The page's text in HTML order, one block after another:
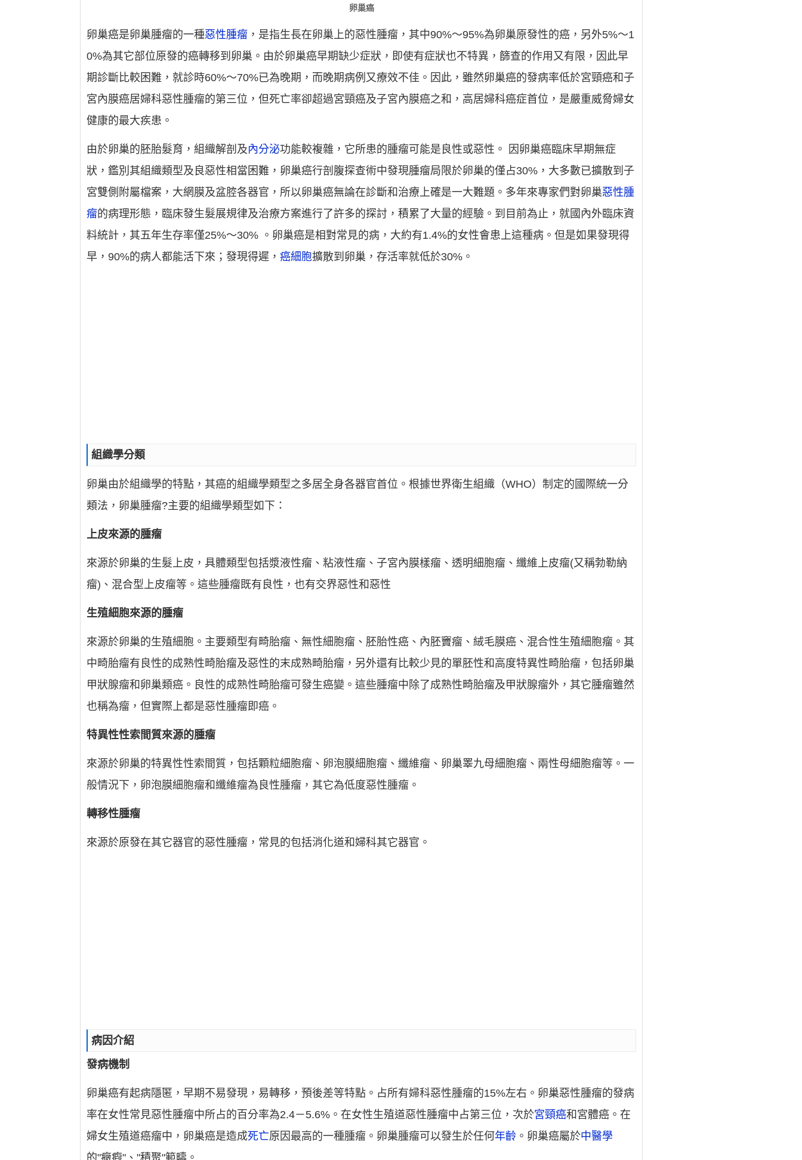
卵巢癌
卵巢癌是卵巢腫瘤的一種惡性腫瘤 ，是指生長在卵巢上的惡性腫瘤，其中90%～95%為卵巢原發性的癌，另外5%～1
0%為其它部位原發的癌轉移到卵巢。由於卵巢癌早期缺少症狀，即使有症狀也不特異，篩查的作用又有限，因此早
期診斷比較困難，就診時60%～70%已為晚期，而晚期病例又療效不佳。因此，雖然卵巢癌的發病率低於宮頸癌和子
宮內膜癌居婦科惡性腫瘤的第三位，但死亡率卻超過宮頸癌及子宮內膜癌之和，高居婦科癌症首位，是嚴重威脅婦女
健康的最大疾患。
由於卵巢的胚胎髮育，組織解剖及內分泌功能較複雜，它所患的腫瘤可能是良性或惡性。 因卵巢癌臨床早期無症
狀，鑑別其組織類型及良惡性相當困難，卵巢癌行剖腹探查術中發現腫瘤局限於卵巢的僅占30%，大多數已擴散到子
宮雙側附屬檔案，大網膜及盆腔各器官，所以卵巢癌無論在診斷和治療上確是一大難題。多年來專家們對卵巢惡性腫
瘤的病理形態，臨床發生髮展規律及治療方案進行了許多的探討，積累了大量的經驗。到目前為止，就國內外臨床資
料統計，其五年生存率僅25%～30% 。卵巢癌是相對常見的病，大約有1.4%的女性會患上這種病。但是如果發現得
早，90%的病人都能活下來；發現得遲，癌細胞擴散到卵巢，存活率就低於30%。
組織學分類
卵巢由於組織學的特點，其癌的組織學類型之多居全身各器官首位。根據世界衛生組織（WHO）制定的國際統一分
類法，卵巢腫瘤?主要的組織學類型如下：
上皮來源的腫瘤
來源於卵巢的生髮上皮，具體類型包括漿液性瘤、粘液性瘤、子宮內膜樣瘤、透明細胞瘤、纖維上皮瘤(又稱勃勒納
瘤)、混合型上皮瘤等。這些腫瘤既有良性，也有交界惡性和惡性
生殖細胞來源的腫瘤
來源於卵巢的生殖細胞。主要類型有畸胎瘤、無性細胞瘤、胚胎性癌、內胚竇瘤、絨毛膜癌、混合性生殖細胞瘤。其
中畸胎瘤有良性的成熟性畸胎瘤及惡性的末成熟畸胎瘤，另外還有比較少見的單胚性和高度特異性畸胎瘤，包括卵巢
甲狀腺瘤和卵巢類癌。良性的成熟性畸胎瘤可發生癌變。這些腫瘤中除了成熟性畸胎瘤及甲狀腺瘤外，其它腫瘤雖然
也稱為瘤，但實際上都是惡性腫瘤即癌。
特異性性索間質來源的腫瘤
來源於卵巢的特異性性索間質，包括顆粒細胞瘤、卵泡膜細胞瘤、纖維瘤、卵巢睪九母細胞瘤、兩性母細胞瘤等。一
般情況下，卵泡膜細胞瘤和纖維瘤為良性腫瘤，其它為低度惡性腫瘤。
轉移性腫瘤
來源於原發在其它器官的惡性腫瘤，常見的包括消化道和婦科其它器官。
病因介紹
發病機制
卵巢癌有起病隱匿，早期不易發現，易轉移，預後差等特點。占所有婦科惡性腫瘤的15%左右。卵巢惡性腫瘤的發病
率在女性常見惡性腫瘤中所占的百分率為2.4－5.6%。在女性生殖道惡性腫瘤中占第三位，次於宮頸癌和宮體癌。在
婦女生殖道癌瘤中，卵巢癌是造成死亡原因最高的一種腫瘤。卵巢腫瘤可以發生於任何年齡 。卵巢癌屬於中醫學
的"癥瘕"、"積聚"範疇。